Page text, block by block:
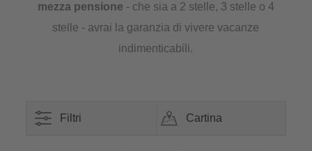
mezza pensione - che sia a 2 stelle, 3 stelle o 4
stelle - avrai la garanzia di vivere vacanze
indimenticabili.
Filtri Cartina